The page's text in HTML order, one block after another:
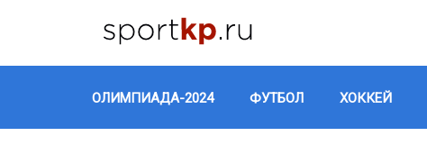
ОЛИМПИАДА-2024 ФУТБОЛ ХОККЕЙ